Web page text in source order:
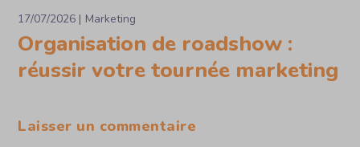
17/07/2026 Marketing
Organisation de roadshow :
réussir votre tournée marketing
Laisser un commentaire